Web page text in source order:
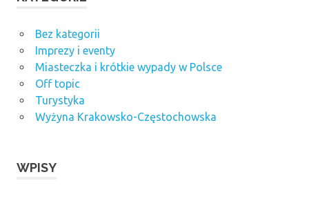
Bez kategorii
Imprezy i eventy
Miasteczka i krótkie wypady w Polsce
Off topic
Turystyka
Wyżyna Krakowsko-Częstochowska
WPISY